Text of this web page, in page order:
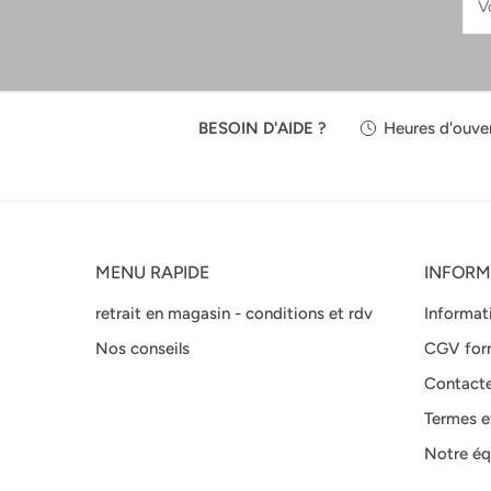
mail
BESOIN D'AIDE ? Heures
MENU RAPIDE
retrait en magasin - conditions et rdv
Nos conseils
CGV
Termes
Notre